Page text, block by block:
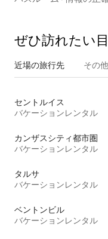
ぜひ訪⁠れ⁠た⁠い
近場の旅行先 その
セントルイス
バケーションレンタル
カンザスシティ都市圏
バケーションレンタル
タルサ
バケーションレンタル
ベントンビル
バケーションレンタル